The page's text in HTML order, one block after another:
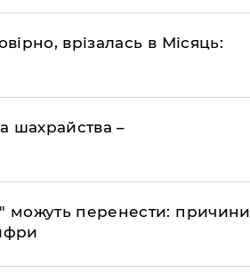
врізалась в Місяць:
шахрайства –
можуть перенести: причини